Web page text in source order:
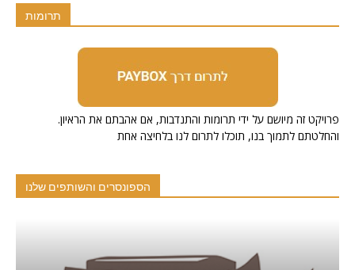
תרומות
.פרויקט זה מיושם על ידי תרומות והתנדבות, אם אהבתם את הראיון
והחלטתם לתמוך בנו, תוכלו לתרום לנו בלחיצה אחת
הספונסרים והשותפים שלנו